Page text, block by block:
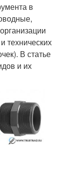
в
технических
В статье
и их